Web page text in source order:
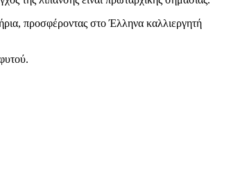
προσφέροντας στο Έλληνα καλλιεργητή